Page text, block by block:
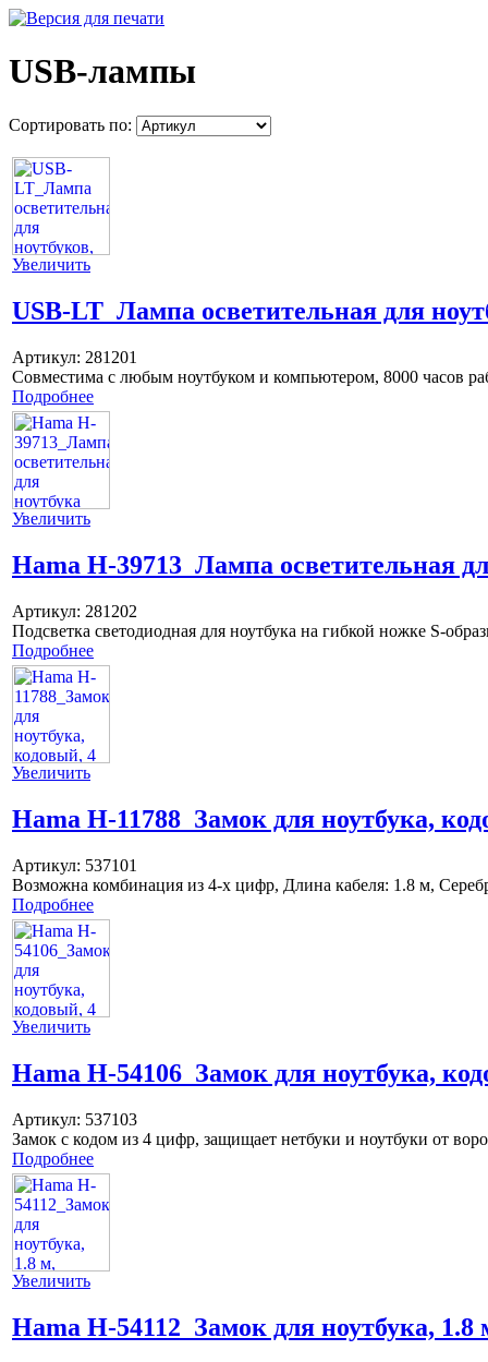
USB-лампы
Сортировать по:
Увеличить
USB-LT_Лампа осветительная для
Артикул: 281201
Совместима с любым ноутбуком и компьютером, 8000 часов
Подробнее
Увеличить
Hama H-39713_Лампа осветительная
Артикул: 281202
Подсветка светодиодная для ноутбука на гибкой ножке S-
Подробнее
Увеличить
Hama H-11788_Замок для ноутбука,
Артикул: 537101
Возможна комбинация из 4-х цифр, Длина кабеля: 1.8 м,
Подробнее
Увеличить
Hama H-54106_Замок для ноутбука,
Артикул: 537103
Замок с кодом из 4 цифр, защищает нетбуки и ноутбуки от
Подробнее
Увеличить
Hama H-54112_Замок для ноутбука,